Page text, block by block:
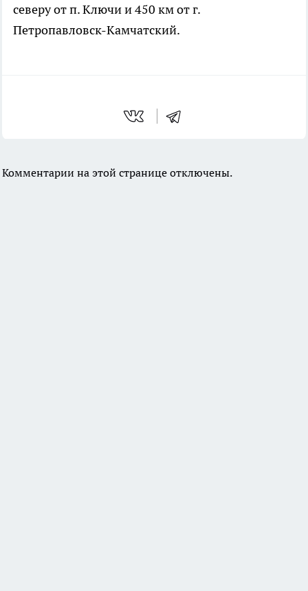
северу от п. Ключи и 450 км от г.
Петропавловск-Камчатский.
Комментарии на этой странице отключены.